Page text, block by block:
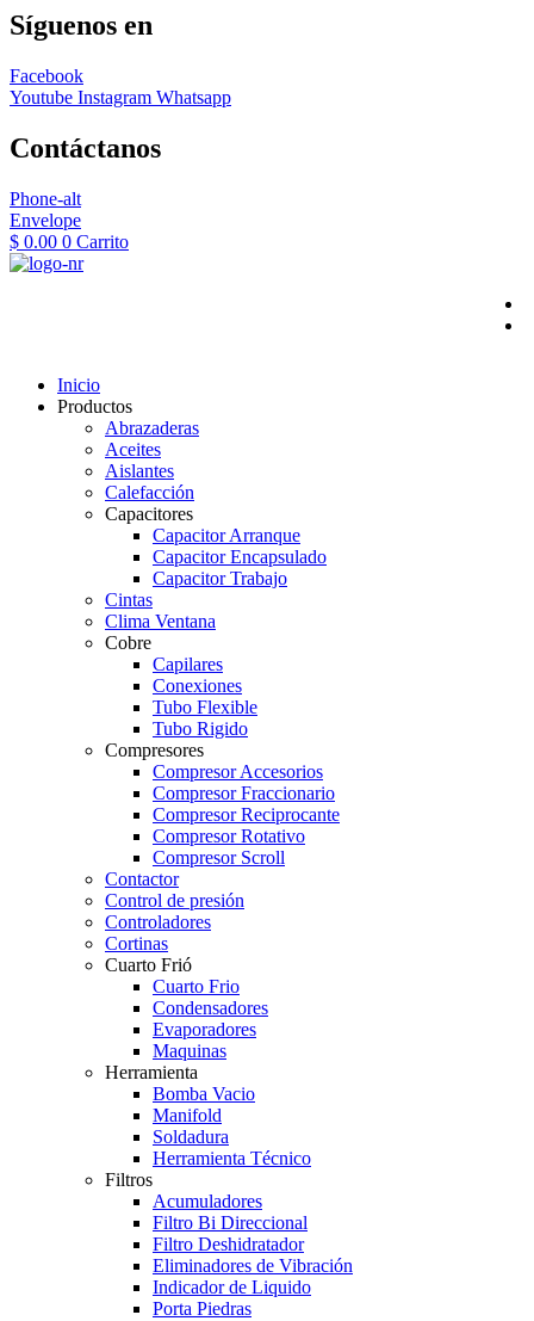
Síguenos en
Facebook
Youtube Instagram Whatsapp
Contáctanos
Phone-alt
Envelope
$ 0.00 0 Carrito
Inicio
Productos
Abrazaderas
Aceites
Aislantes
Calefacción
Capacitores
Capacitor Arranque
Capacitor Encapsulado
Capacitor Trabajo
Cintas
Clima Ventana
Cobre
Capilares
Conexiones
Tubo Flexible
Tubo Rigido
Compresores
Compresor Accesorios
Compresor Fraccionario
Compresor Reciprocante
Compresor Rotativo
Compresor Scroll
Contactor
Control de presión
Controladores
Cortinas
Cuarto Frió
Cuarto Frio
Condensadores
Evaporadores
Maquinas
Herramienta
Bomba Vacio
Manifold
Soldadura
Herramienta Técnico
Filtros
Acumuladores
Filtro Bi Direccional
Filtro Deshidratador
Eliminadores de Vibración
Indicador de Liquido
Porta Piedras